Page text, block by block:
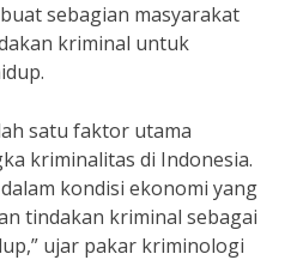
sebagian masyarakat
kriminal untuk
satu faktor utama
kriminalitas di Indonesia.
kondisi ekonomi yang
tindakan kriminal sebagai
ujar pakar kriminologi